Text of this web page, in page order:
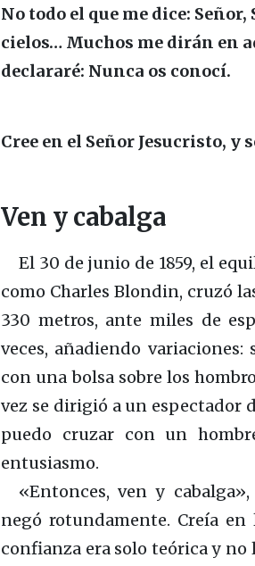
No todo el que me dice:
cielos… Muchos me dirán en
declararé: Nunca os conocí.
Cree en el Señor Jesucristo, y
Ven y cabalga
El 30 de junio de 1859, el
como Charles Blondin, cruzó
330 metros, ante miles de
veces, añadiendo
con una bolsa sobre los
vez se dirigió a un espectador
puedo cruzar con un
entusiasmo.
«Entonces, ven y
negó rotundamente. Creía
confianza era solo teórica y